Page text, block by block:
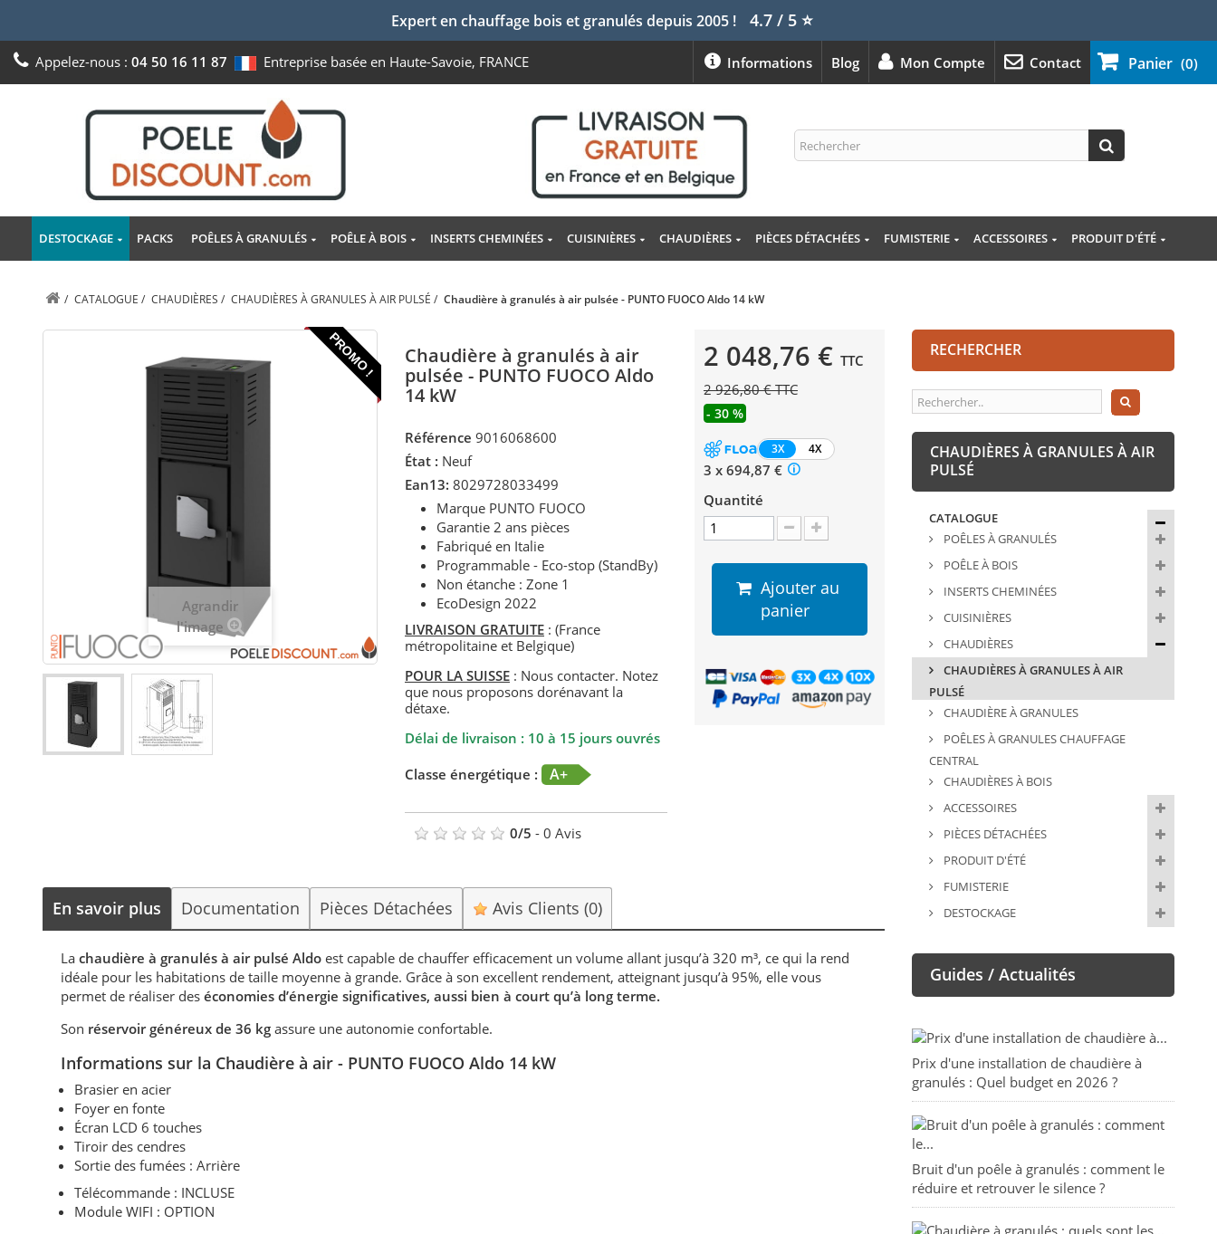
Expert en chauffage bois et granulés depuis 2005 ! 4.7 / 5⭐
Panier (0)
Appelez-nous : 04 50 16 11 87 Entreprise basée en Haute-Savoie, FRANCE Contact
Mon Compte
Blog
Informations
DESTOCKAGE PACKS POÊLES À GRANULÉS POÊLE À BOIS INSERTS CHEMINÉES CUISINIÈRES CHAUDIÈRES PIÈCES DÉTACHÉES FUMISTERIE ACCESSOIRES PRODUIT D'ÉTÉ
/ CATALOGUE / CHAUDIÈRES / CHAUDIÈRES À GRANULES À AIR PULSÉ / Chaudière à granulés à air pulsée - PUNTO FUOCO Aldo 14 kW
PROMO !
Agrandir
l'image
Chaudière à granulés à air
pulsée - PUNTO FUOCO Aldo
14 kW
Référence 9016068600
État : Neuf
Ean13: 8029728033499
Marque PUNTO FUOCO
Garantie 2 ans pièces
Fabriqué en Italie
Programmable - Eco-stop (StandBy)
Non étanche : Zone 1
EcoDesign 2022
LIVRAISON GRATUITE : (France
métropolitaine et Belgique)
POUR LA SUISSE : Nous contacter. Notez
que nous proposons dorénavant la
détaxe.
Délai de livraison : 10 à 15 jours ouvrés
Classe énergétique :
A+
0/5 - 0 Avis
2 048,76 € TTC
2 926,80 € TTC
- 30 %
3X 4X
3 x 694,87 €
Quantité
Ajouter au
panier
En savoir plus Documentation Pièces Détachées Avis Clients(0)
Lachaudière à granulés à air pulsé Aldo est capable de chauffer efficacement un volume allant jusqu’à 320 m³, ce qui la rend
idéale pour les habitations de taille moyenne à grande. Grâce à son excellent rendement, atteignant jusqu’à 95%, elle vous
permet de réaliser des économies d’énergie significatives, aussi bien à court qu’à long terme.
Son réservoir généreux de 36 kg assure une autonomie confortable.
Informations sur la Chaudière à air - PUNTO FUOCO Aldo 14 kW
Brasier en acier
Foyer en fonte
Écran LCD 6 touches
Tiroir des cendres
Sortie des fumées : Arrière
Télécommande : INCLUSE
Module WIFI : OPTION
RECHERCHER
CHAUDIÈRES À GRANULES À AIR
PULSÉ
CATALOGUE
POÊLES À GRANULÉS
POÊLE À BOIS
INSERTS CHEMINÉES
CUISINIÈRES
CHAUDIÈRES
CHAUDIÈRES À GRANULES À AIR
PULSÉ
CHAUDIÈRE À GRANULES
POÊLES À GRANULES CHAUFFAGE
CENTRAL
CHAUDIÈRES À BOIS
ACCESSOIRES
PIÈCES DÉTACHÉES
PRODUIT D'ÉTÉ
FUMISTERIE
DESTOCKAGE
Guides / Actualités
Prix d'une installation de chaudière à
granulés : Quel budget en 2026 ?
Bruit d'un poêle à granulés : comment le
réduire et retrouver le silence ?